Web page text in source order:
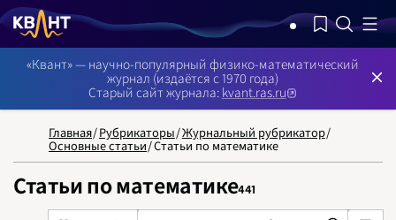
NB: Сортировка результатов — по релевантности, поиск в номерах
«Квант» — научно-популярный физико-математический
журнал (издаётся с 1970 года)
Старый сайт журнала: kvant.ras.ru
Главная/Рубрикаторы/Журнальный рубрикатор/
Основные статьи/Статьи по математике
Статьи по математике441